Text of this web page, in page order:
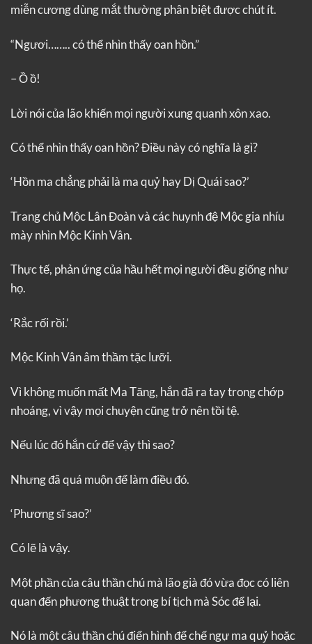
miễn cương dùng mắt thường phân biệt được chút ít.
“Ngươi…….. có thể nhìn thấy oan hồn.”
– Ồ ồ!
Lời nói của lão khiến mọi người xung quanh xôn xao.
Có thể nhìn thấy oan hồn? Điều này có nghĩa là gì?
‘Hồn ma chẳng phải là ma quỷ hay Dị Quái sao?’
Trang chủ Mộc Lân Đoàn và các huynh đệ Mộc gia nhíu
mày nhìn Mộc Kinh Vân.
Thực tế, phản ứng của hầu hết mọi người đều giống như
họ.
‘Rắc rối rồi.’
Mộc Kinh Vân âm thầm tặc lưỡi.
Vì không muốn mất Ma Tăng, hắn đã ra tay trong chớp
nhoáng, vì vậy mọi chuyện cũng trở nên tồi tệ.
Nếu lúc đó hắn cứ để vậy thì sao?
Nhưng đã quá muộn để làm điều đó.
‘Phương sĩ sao?’
Có lẽ là vậy.
Một phần của câu thần chú mà lão già đó vừa đọc có liên
quan đến phương thuật trong bí tịch mà Sóc để lại.
Nó là một câu thần chú điển hình để chế ngự ma quỷ hoặc